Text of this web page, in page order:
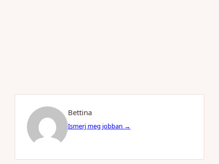
Bettina
Ismerj meg jobban →